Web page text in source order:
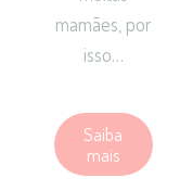
mamães, por
isso…
Saiba
mais